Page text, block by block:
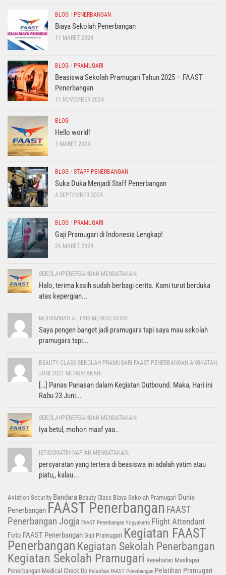
BLOG / PENERBANGAN
Biaya Sekolah Penerbangan
11 MARET 2024
BLOG / PRAMUGARI
Beasiswa Sekolah Pramugari Tahun 2025 – FAAST
Penerbangan
11 NOVEMBER 2024
BLOG
Hello world!
3 MARET 2024
BLOG / STAFF PENERBANGAN
Suka Duka Menjadi Staff Penerbangan
4 SEPTEMBER 2024
BLOG / PRAMUGARI
Gaji Pramugari di Indonesia Lengkap!
26 MARET 2024
SEKOLAHPENERBANGAN MENGATAKAN:
Halo, terima kasih sudah berbagi cerita. Kami turut berduka
atas kepergian...
MUHAMMAD AL FAIS MENGATAKAN:
Saya pengen banget jadi pramugara tapi saya mau sekolah
pramugara tapi...
BEAUTY CLASS SEKOLAH PRAMUGARI FAAST PENERBANGAN ANGKATAN
JUNI 2021 MENGATAKAN:
[…] Panas Panasan dalam Kegiatan Outbound. Maka, Hari ini
Rabu 23 Juni...
SEKOLAHPENERBANGAN MENGATAKAN:
Iya betul, mohon maaf yaa..
ISTIQOMATIN NAFI'AH MENGATAKAN:
persyaratan yang tertera di beasiswa ini adalah yatim atau
piatu,, kalau...
Aviation Security Bandara Beauty Class Biaya Sekolah Pramugari Dunia
Penerbangan FAAST Penerbangan FAAST
Penerbangan Jogja FAAST Penerbangan Yogyakarta Flight Attendant
Foto FAAST Penerbangan Gaji Pramugari Kegiatan FAAST
Penerbangan Kegiatan Sekolah Penerbangan
Kegiatan Sekolah Pramugari Kesehatan Maskapai
Penerbangan Medical Check Up Pelatihan FAAST Penerbangan Pelatihan Pramugari